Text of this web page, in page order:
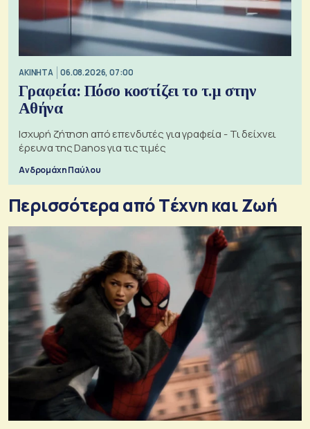
ΑΚΙΝΗΤΑ 06.08.2026, 07:00
Γραφεία: Πόσο κοστίζει το τ.μ στην
Αθήνα
Ισχυρή ζήτηση από επενδυτές για γραφεία - Τι δείχνει
έρευνα της Danos για τις τιμές
Ανδρομάχη Παύλου
Περισσότερα από Tέχνη και Ζωή